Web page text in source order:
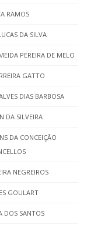
RAMOS
DA SILVA
PEREIRA DE MELO
GATTO
DIAS BARBOSA
DA SILVEIRA
DA CONCEIÇÃO
NEGREIROS
GOULART
DOS SANTOS